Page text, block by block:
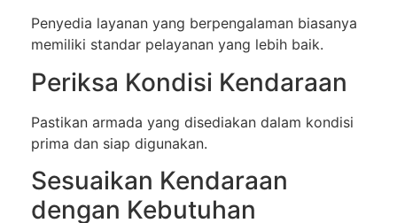
Penyedia layanan yang berpengalaman biasanya
memiliki standar pelayanan yang lebih baik.
Periksa Kondisi Kendaraan
Pastikan armada yang disediakan dalam kondisi
prima dan siap digunakan.
Sesuaikan Kendaraan
dengan Kebutuhan